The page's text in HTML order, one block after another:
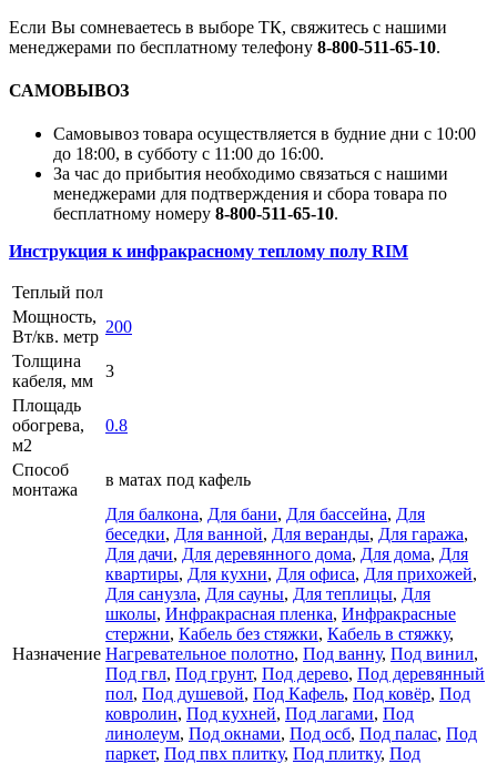
Если Вы сомневаетесь в выборе ТК, свяжитесь с нашими
менеджерами по бесплатному телефону 8-800-511-65-10.
САМОВЫВОЗ
Самовывоз товара осуществляется в будние дни с 10:00
до 18:00, в субботу с 11:00 до 16:00.
За час до прибытия необходимо связаться с нашими
менеджерами для подтверждения и сбора товара по
бесплатному номеру 8-800-511-65-10.
Инструкция к инфракрасному теплому полу RIM
Теплый пол
Мощность,
Вт/кв. метр
200
Толщина
кабеля, мм
3
Площадь
обогрева,
м2
0.8
Способ
монтажа
в матах под кафель
Назначение
Для балкона, Для бани, Для бассейна, Для
беседки, Для ванной, Для веранды, Для гаража,
Для дачи, Для деревянного дома, Для дома, Для
квартиры, Для кухни, Для офиса, Для прихожей,
Для санузла, Для сауны, Для теплицы, Для
школы, Инфракрасная пленка, Инфракрасные
стержни, Кабель без стяжки, Кабель в стяжку,
Нагревательное полотно, Под ванну, Под винил,
Под гвл, Под грунт, Под дерево, Под деревянный
пол, Под душевой, Под Кафель, Под ковёр, Под
ковролин, Под кухней, Под лагами, Под
линолеум, Под окнами, Под осб, Под палас, Под
паркет, Под пвх плитку, Под плитку, Под